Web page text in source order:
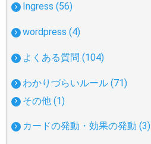
Ingress (56)
wordpress (4)
よくある質問 (104)
わかりづらいルール (71)
その他 (1)
カードの発動・効果の発動 (3)